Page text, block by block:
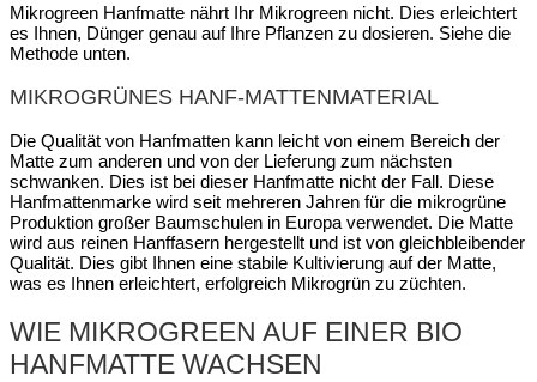
Mikrogreen Hanfmatte nährt Ihr Mikrogreen nicht. Dies erleichtert
es Ihnen, Dünger genau auf Ihre Pflanzen zu dosieren. Siehe die
Methode unten.
MIKROGRÜNES HANF-MATTENMATERIAL
Die Qualität von Hanfmatten kann leicht von einem Bereich der
Matte zum anderen und von der Lieferung zum nächsten
schwanken. Dies ist bei dieser Hanfmatte nicht der Fall. Diese
Hanfmattenmarke wird seit mehreren Jahren für die mikrogrüne
Produktion großer Baumschulen in Europa verwendet. Die Matte
wird aus reinen Hanffasern hergestellt und ist von gleichbleibender
Qualität. Dies gibt Ihnen eine stabile Kultivierung auf der Matte,
was es Ihnen erleichtert, erfolgreich Mikrogrün zu züchten.
WIE MIKROGREEN AUF EINER BIO
HANFMATTE WACHSEN